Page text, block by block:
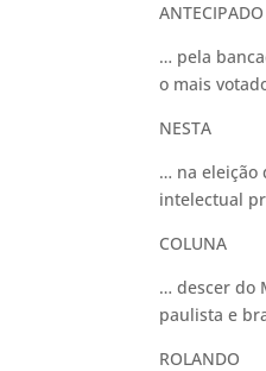
ANTECIPADO
… pela
o mais
NESTA
… na eleição
intelectual
COLUNA
… descer do
paulista e
ROLANDO